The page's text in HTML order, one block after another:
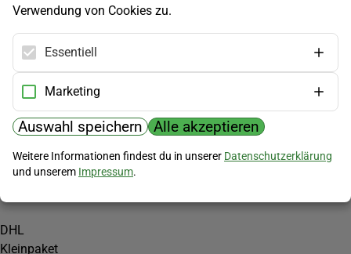
Hilfe
Kundenservice
Widerrufsbelehrung
Versandkosten
Zahlungsmöglichkeiten
PayPal
Vorkasse
Versand
DHL
Kleinpaket
Verwendung von Cookies zu.
Essentiell
Marketing
Auswahl speichern Alle akzeptieren
Weitere Informationen findest du in unserer Datenschutzerklärung
und unserem Impressum.